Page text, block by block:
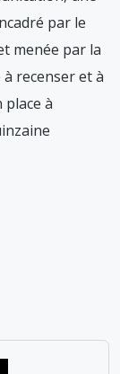
par le
menée par la
recenser et à
à